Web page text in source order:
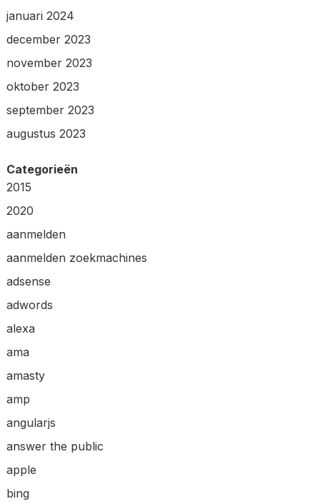
januari 2024
december 2023
november 2023
oktober 2023
september 2023
augustus 2023
Categorieën
2015
2020
aanmelden
aanmelden zoekmachines
adsense
adwords
alexa
ama
amasty
amp
angularjs
answer the public
apple
bing